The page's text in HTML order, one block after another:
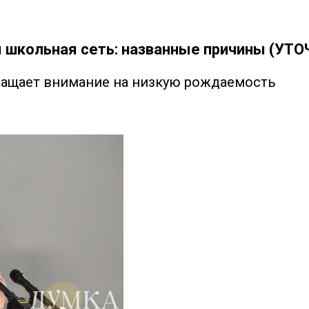
школьная сеть: названные причины
внимание на низкую рождаемость